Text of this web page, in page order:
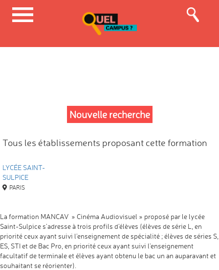
Nouvelle recherche
Tous les établissements proposant cette formation
LYCÉE SAINT-
SULPICE
PARIS
La formation MANCAV » Cinéma Audiovisuel » proposé par le lycée
Saint-Sulpice s’adresse à trois profils d’élèves (élèves de série L, en
priorité ceux ayant suivi l’enseignement de spécialité ; élèves de séries S,
ES, STI et de Bac Pro, en priorité ceux ayant suivi l’enseignement
facultatif de terminale et élèves ayant obtenu le bac un an auparavant et
souhaitant se réorienter).